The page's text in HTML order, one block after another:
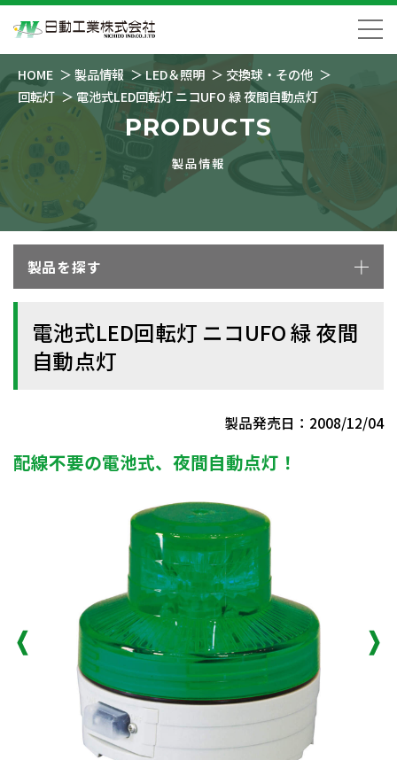
HOME 製品情報 LED＆照明
交換球・その他
回転灯
電池式LED回転灯 ニコUFO 緑 夜間自動点灯
PRODUCTS
製品情報
製品を探す
電池式LED回転灯 ニコUFO 緑 夜間
自動点灯
製品発売日：2008/12/04
配線不要の電池式、夜間自動点灯！